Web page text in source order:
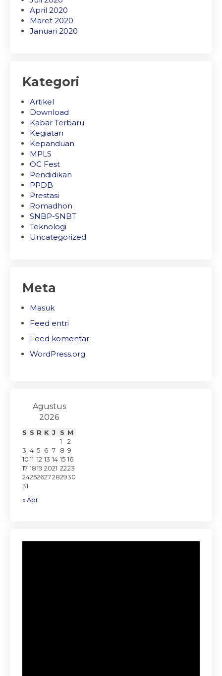
April 2020
Maret 2020
Januari 2020
Kategori
Artikel
Download
Kabar Terbaru
Kegiatan
Kepanduan
MPLS
OC Fest
Pendidikan
PPDB
Prestasi
Romadhon
SNBP-SNBT
Teknologi
Uncategorized
Meta
Masuk
Feed entri
Feed komentar
WordPress.org
Agustus
2026
S S R K J S M
1
2
3 4 5 6 7 8 9
1011 12 13 14 15 16
17 1819 2021 2223
24252627282930
31
« Apr